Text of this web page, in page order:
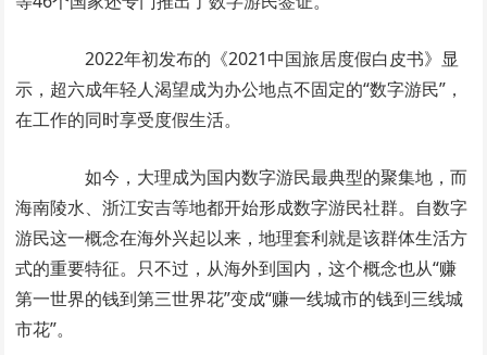
2022年初发布的《2021中国旅居度假白皮书》显
示，超六成年轻人渴望成为办公地点不固定的“数字游民”，
在工作的同时享受度假生活。
如今，大理成为国内数字游民最典型的聚集地，而
海南陵水、浙江安吉等地都开始形成数字游民社群。自数字
游民这一概念在海外兴起以来，地理套利就是该群体生活方
式的重要特征。只不过，从海外到国内，这个概念也从“赚
第一世界的钱到第三世界花”变成“赚一线城市的钱到三线城
市花”。